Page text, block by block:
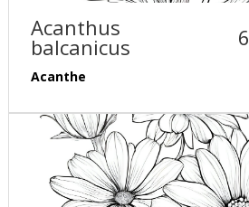
Acanthus
balcanicus 6
Acanthe